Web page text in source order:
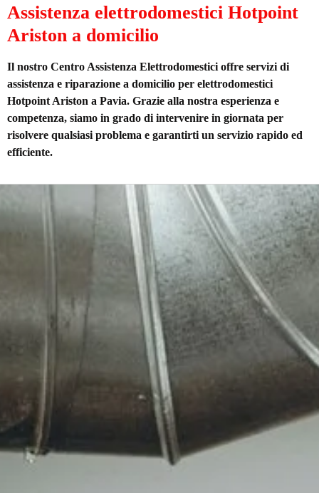
Assistenza elettrodomestici Hotpoint
Ariston a domicilio
Il nostro Centro Assistenza Elettrodomestici offre servizi di
assistenza e riparazione a domicilio per elettrodomestici
Hotpoint Ariston a Pavia. Grazie alla nostra esperienza e
competenza, siamo in grado di intervenire in giornata per
risolvere qualsiasi problema e garantirti un servizio rapido ed
efficiente.